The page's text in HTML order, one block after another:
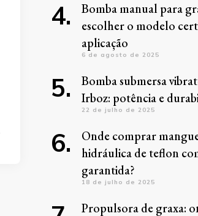
Bomba manual para
escolher o modelo
aplicação
6 de agosto de 2025
Bomba submersa
Irboz: potência e
22 de julho de 2025
Onde comprar
hidráulica de teflon
garantida?
18 de julho de 2025
Propulsora de graxa: